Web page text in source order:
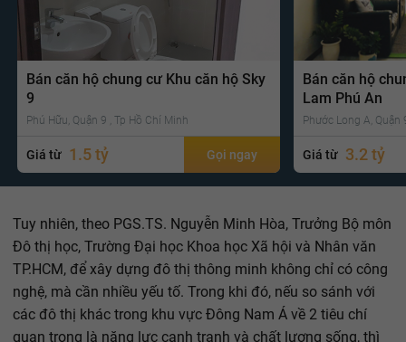
Bán căn hộ chung cư Khu căn hộ Sky
9
Phú Hữu, Quận 9 , Tp Hồ Chí Minh
Giá từ 1.5 tỷ Gọi ngay
Bán căn hộ
Lam Phú An
Phước Long A, Quận
Giá từ 3.2 tỷ
Tuy nhiên, theo PGS.TS. Nguyễn Minh Hòa, Trưởng Bộ môn
Đô thị học, Trường Đại học Khoa học Xã hội và Nhân văn
TP.HCM, để xây dựng đô thị thông minh không chỉ có công
nghệ, mà cần nhiều yếu tố. Trong khi đó, nếu so sánh với
các đô thị khác trong khu vực Đông Nam Á về 2 tiêu chí
quan trọng là năng lực cạnh tranh và chất lượng sống, thì